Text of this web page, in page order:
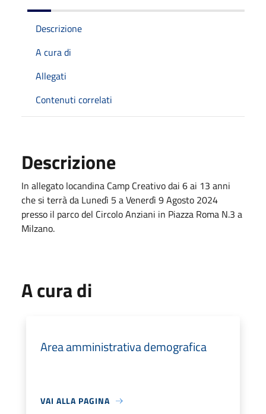
Descrizione
A cura di
Allegati
Contenuti correlati
Descrizione
In allegato locandina Camp Creativo dai 6 ai 13 anni
che si terrà da Lunedì 5 a Venerdì 9 Agosto 2024
presso il parco del Circolo Anziani in Piazza Roma N.3 a
Milzano.
A cura di
Area amministrativa demografica
VAI ALLA PAGINA